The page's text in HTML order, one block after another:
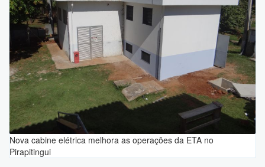
Nova cabine elétrica melhora as operações da ETA no
Pirapitingui